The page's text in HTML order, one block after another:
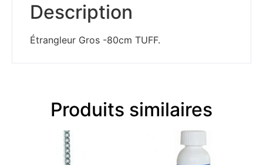
Description
Étrangleur Gros -80cm TUFF.
Produits similaires